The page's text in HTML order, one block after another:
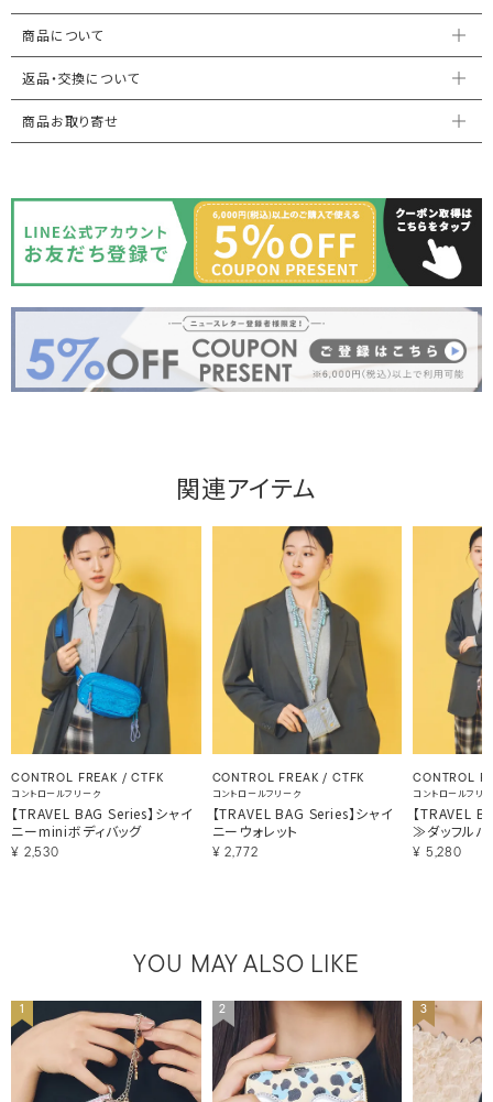
商品について
返品・交換について
商品お取り寄せ
関連アイテム
CONTROL FREAK / CTFK
コントロールフリーク
【TRAVEL BAG Series】シャイ
ニーminiボディバッグ
¥ 2,530
CONTROL FREAK / CTFK
コントロールフリーク
【TRAVEL BAG Series】シャイ
ニーウォレット
¥ 2,772
CONTROL
コントロールフリ
【TRAVEL
≫ダッフルバ
¥ 5,280
YOU MAY ALSO LIKE
1 2 3